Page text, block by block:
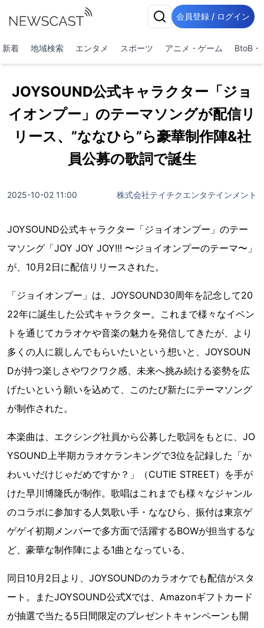
会員登録 / ログイン
新着 地域検索 エンタメ スポーツ アニメ・ゲーム BtoB・
JOYSOUND公式キャラクター「ジョ
イオンプー」のテーマソングが配信リ
リース、”ななひら”ら豪華制作陣&社
員公募の歌詞で誕生
2025-10-02 11:00 株式会社テイチクエンタテインメント
JOYSOUND公式キャラクター「ジョイオンプー」のテー
マソング「JOY JOY JOY!!! 〜ジョイオンプーのテーマ〜」
が、10月2日に配信リリースされた。
「ジョイオンプー」は、JOYSOUND30周年を記念して20
22年に誕生した公式キャラクター。これまで様々なイベン
トを通じてカラオケや音楽の魅力を発信してきたが、より
多くの人に親しんでもらいたいという想いと、JOYSOUN
Dが持つ楽しさやワクワク感、未来へ挑み続ける姿勢を広
げたいという願いを込めて、このたび新たにテーマソング
が制作された。
本楽曲は、エクシング社員から公募した歌詞をもとに、JO
YSOUND上半期カラオケランキングで3位を記録した「か
わいいだけじゃだめですか？」（CUTIE STREET）を手が
けた早川博隆氏が制作。歌唱はこれまでも様々なジャンル
のコラボに参加する人気歌い手・ななひら、振付は東京ゲ
ゲゲイ初期メンバーで多方面で活躍するBOWが担当するな
ど、豪華な制作陣による1曲となっている。
同日10月2日より、JOYSOUNDのカラオケでも配信がスタ
ート。またJOYSOUND公式Xでは、Amazonギフトカード
が抽選で当たる5日間限定のプレゼントキャンペーンも開